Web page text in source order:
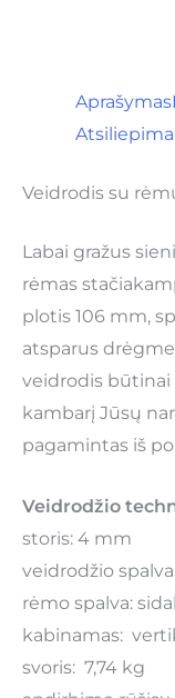
Aprašymas
Veidrodis su
Labai gražus
rėmas
plotis 106 mm,
atsparus
veidrodis būtinai
kambarį Jūsų
pagamintas iš
Veidrodžio
storis: 4 mm
veidrodžio
rėmo spalva:
kabinamas:
svoris: 7,74 kg